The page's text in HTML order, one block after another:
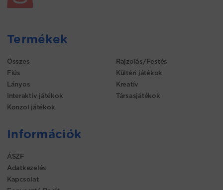
Termékek
Összes
Fiús
Lányos
Interaktív játékok
Konzol játékok
Rajzolás/Festés
Kültéri játékok
Kreatív
Társasjátékok
Információk
ÁSZF
Adatkezelés
Kapcsolat